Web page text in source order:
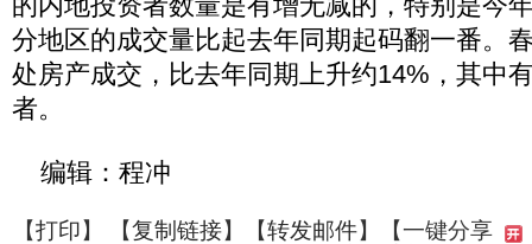
分地区的成交量比起去年同期起码翻一番。
处房产成交，比去年同期上升约14%，其中
者。
编辑：程冲
【打印】 【复制链接】【转发邮件】
【一键分享